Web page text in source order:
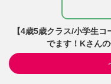
【4歳5歳クラス/小学生
でます！Kさん